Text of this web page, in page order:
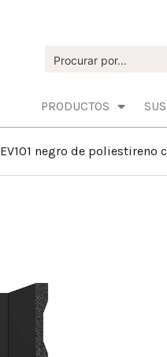
PRODUCTOS
negro de poliestireno